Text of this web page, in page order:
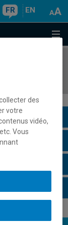
FR EN
des
votre
vidéo,
Vous